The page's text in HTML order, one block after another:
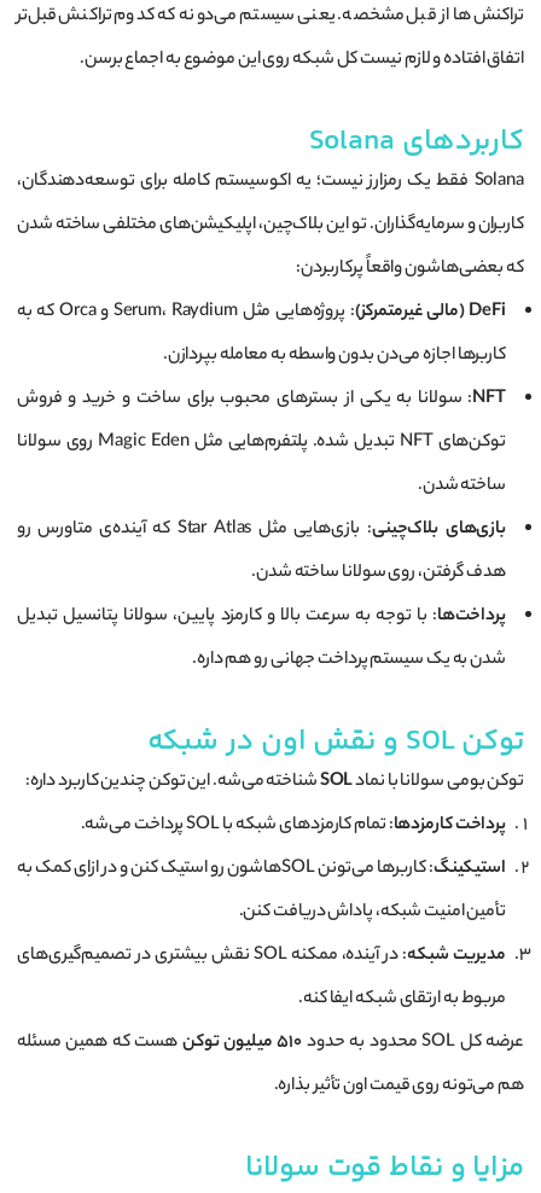
تراکنش‌ها از قبل مشخصه. یعنی سیستم می‌دونه که کدوم تراکنش قبل‌تر
اتفاق افتاده و لازم نیست کل شبکه روی این موضوع به اجماع برسن.
کاربردهای Solana
Solana فقط یک رمزارز نیست؛ یه اکوسیستم کامله برای توسعه‌دهندگان،
کاربران و سرمایه‌گذاران. تو این بلاک‌چین، اپلیکیشن‌های مختلفی ساخته شدن
که بعضی‌هاشون واقعاً پرکاربردن:
DeFi (مالی غیرمتمرکز)
: پروژه‌هایی مثل Serum، Raydium و Orca که به
کاربرها اجازه می‌دن بدون واسطه به معامله بپردازن.
NFT: سولانا به یکی از بسترهای محبوب برای ساخت و خرید و فروش
توکن‌های NFT تبدیل شده. پلتفرم‌هایی مثل Magic Eden روی سولانا
ساخته شدن.
بازی‌های بلاک‌چینی
: بازی‌هایی مثل Star Atlas که آینده‌ی متاورس رو
هدف گرفتن، روی سولانا ساخته شدن.
پرداخت‌ها: با توجه به سرعت بالا و کارمزد پایین، سولانا پتانسیل تبدیل
شدن به یک سیستم پرداخت جهانی رو هم داره.
توکن SOL و نقش اون در شبکه
توکن بومی سولانا با نمادSOLشناخته می‌شه. این توکن چندین کاربرد داره:
پرداخت کارمزدها: تمام کارمزدهای شبکه با SOL پرداخت می‌شه.
استیکینگ
: کاربرها می‌تونن SOLهاشون رو استیک کنن و در ازای کمک به
تأمین امنیت شبکه، پاداش دریافت کنن.
مدیریت شبکه
: در آینده، ممکنه SOL نقش بیشتری در تصمیم‌گیری‌های
مربوط به ارتقای شبکه ایفا کنه.
عرضه کل SOL محدود به حدود
۵۱۰ میلیون توکن
هست که همین مسئله
هم می‌تونه روی قیمت اون تأثیر بذاره.
مزایا و نقاط قوت سولانا